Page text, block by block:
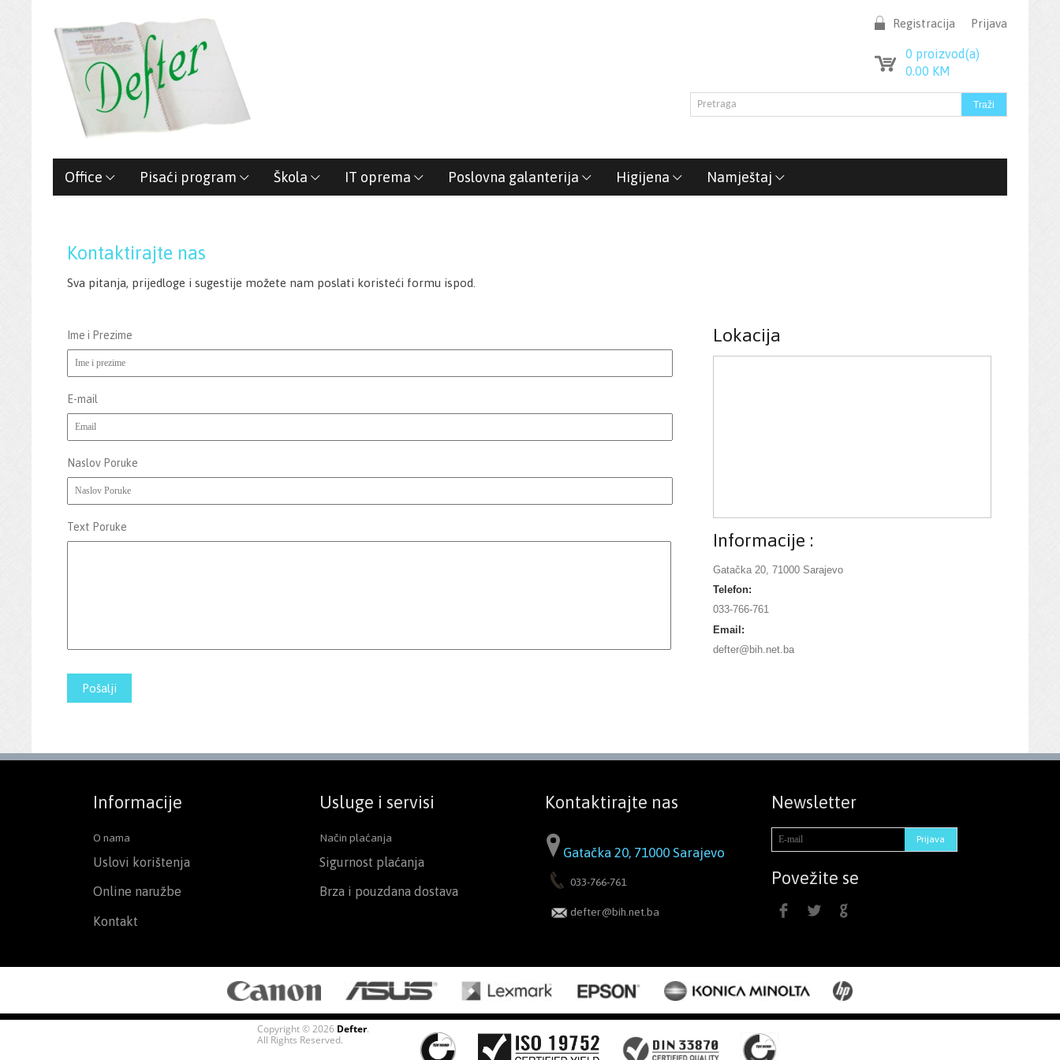
Prijava
Registracija
0 proizvod(a)
0.00 KM
Office Pisaći program Škola IT oprema Poslovna galanterija Higijena Namještaj
Kontaktirajte nas
Sva pitanja, prijedloge i sugestije možete nam poslati koristeći formu ispod.
Ime i Prezime
E-mail
Naslov Poruke
Text Poruke
Lokacija
Informacije :
Gatačka 20, 71000 Sarajevo
Telefon:
033-766-761
Email:
defter@bih.net.ba
Informacije
O nama
Uslovi korištenja
Online naružbe
Kontakt
Usluge i servisi
Način plaćanja
Sigurnost plaćanja
Brza i pouzdana dostava
Kontaktirajte nas
Gatačka 20, 71000 Sarajevo
033-766-761
defter@bih.net.ba
Newsletter
Povežite se
Copyright © 2026 Defter.
All Rights Reserved.